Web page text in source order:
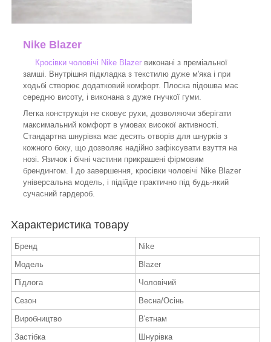
Nike Blazer
Кросівки чоловічі Nike Blazer виконані з преміальної
замші. Внутрішня підкладка з текстилю дуже м'яка і при
ходьбі створює додатковий комфорт. Плоска підошва має
середню висоту, і виконана з дуже гнучкої гуми.
Легка конструкція не сковує рухи, дозволяючи зберігати
максимальний комфорт в умовах високої активності.
Стандартна шнурівка має десять отворів для шнурків з
кожного боку, що дозволяє надійно зафіксувати взуття на
нозі. Язичок і бічні частини прикрашені фірмовим
брендингом. І до завершення, кросівки чоловічі Nike Blazer
універсальна модель, і підійде практично під будь-який
сучасний гардероб.
Характеристика товару
Бренд
Nike
Модель
Blazer
Підлога
Чоловічий
Сезон
Весна/Осінь
Виробництво
В'єтнам
Застібка
Шнурівка